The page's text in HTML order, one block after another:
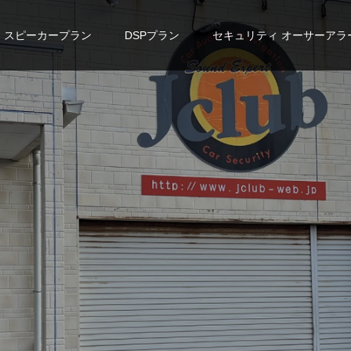
スピーカープラン DSPプラン セキュリティ オーサーアラ